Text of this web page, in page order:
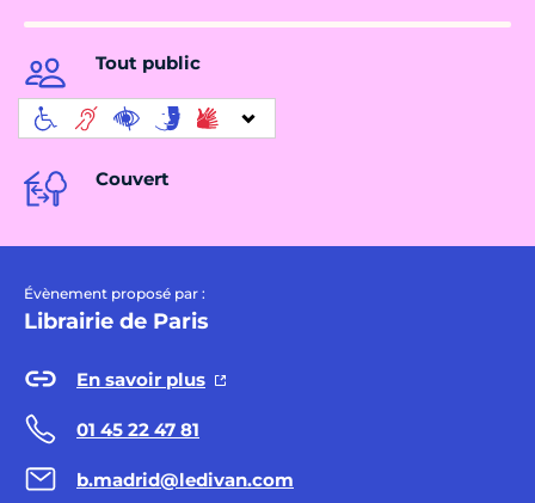
Tout public
Couvert
Évènement proposé par :
Librairie de Paris
En savoir plus
01 45 22 47 81
b.madrid@ledivan.com